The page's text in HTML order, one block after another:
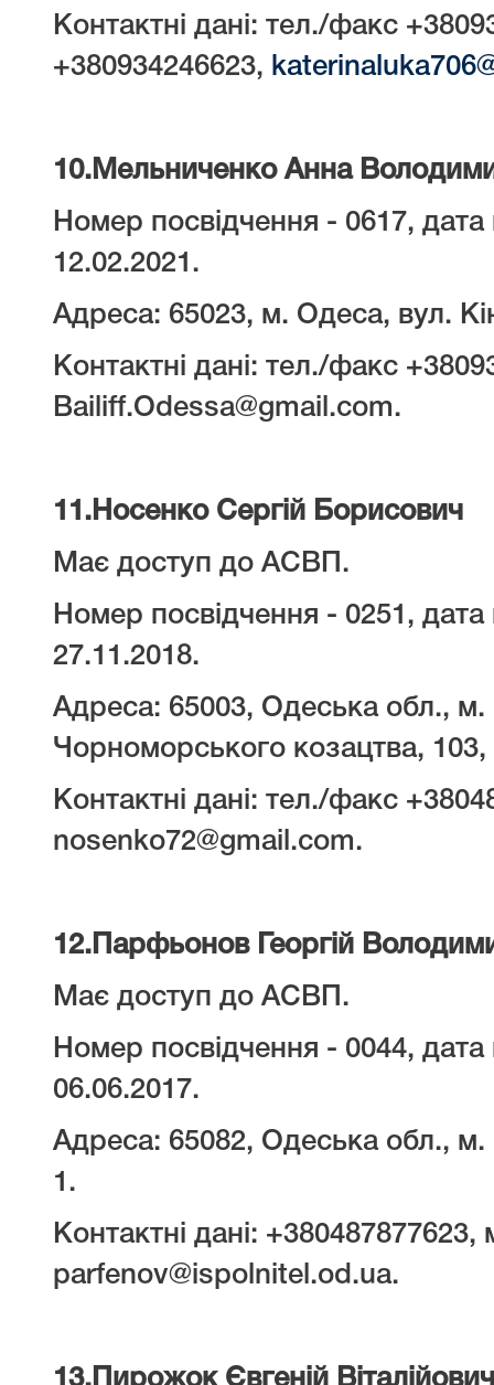
Контактні дані: тел./факс
+380934246623,
10. Мельниченко Анна
Номер посвідчення - 0617, дата
12.02.2021.
Адреса: 65023, м. Одеса, вул.
Контактні дані: тел./факс
Bailiff.Odessa@gmail.com.
11. Носенко Сергій Борисович
Має доступ до АСВП.
Номер посвідчення - 0251, дата
27.11.2018.
Адреса: 65003, Одеська обл.,
Чорноморського козацтва, 103,
Контактні дані: тел./факс
nosenko72@gmail.com.
12. Парфьонов Георгій
Має доступ до АСВП.
Номер посвідчення - 0044, дата
06.06.2017.
Адреса: 65082, Одеська обл.,
1.
Контактні дані:
parfenov@ispolnitel.od.ua.
13. Пирожок Євгеній Віталійович